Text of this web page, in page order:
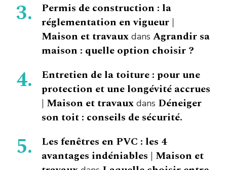
Permis de construction : la
réglementation en vigueur |
Maison et travaux dans Agrandir sa
maison : quelle option choisir ?
Entretien de la toiture : pour une
protection et une longévité accrues
| Maison et travaux dans Déneiger
son toit : conseils de sécurité.
Les fenêtres en PVC : les 4
avantages indéniables | Maison et